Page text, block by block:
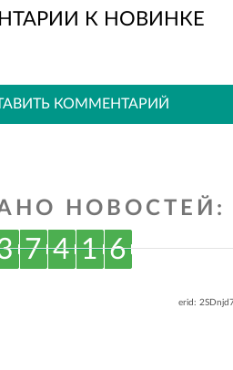
К НОВИНКЕ
КОММЕНТАРИЙ
НОВОСТЕЙ:
7 4 1 6
erid: